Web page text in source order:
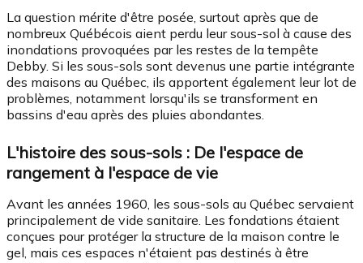
La question mérite d'être posée, surtout après que de
nombreux Québécois aient perdu leur sous-sol à cause des
inondations provoquées par les restes de la tempête
Debby. Si les sous-sols sont devenus une partie intégrante
des maisons au Québec, ils apportent également leur lot de
problèmes, notamment lorsqu'ils se transforment en
bassins d'eau après des pluies abondantes.
L'histoire des sous-sols : De l'espace de
rangement à l'espace de vie
Avant les années 1960, les sous-sols au Québec servaient
principalement de vide sanitaire. Les fondations étaient
conçues pour protéger la structure de la maison contre le
gel, mais ces espaces n'étaient pas destinés à être